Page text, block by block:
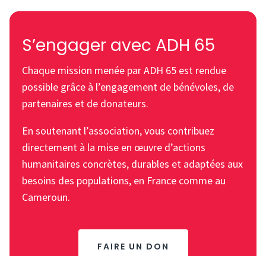
S’engager avec ADH 65
Chaque mission menée par ADH 65 est rendue
possible grâce à l’engagement de bénévoles, de
partenaires et de donateurs.
En soutenant l’association, vous contribuez
directement à la mise en œuvre d’actions
humanitaires concrètes, durables et adaptées aux
besoins des populations, en France comme au
Cameroun.
FAIRE UN DON